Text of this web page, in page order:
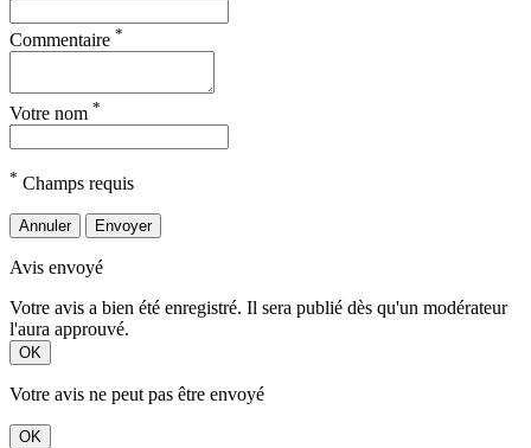
Commentaire *
Votre nom *
* Champs requis
Annuler Envoyer
Avis envoyé
Votre avis a bien été enregistré. Il sera publié dès qu'un modérateur
l'aura approuvé.
OK
Votre avis ne peut pas être envoyé
OK